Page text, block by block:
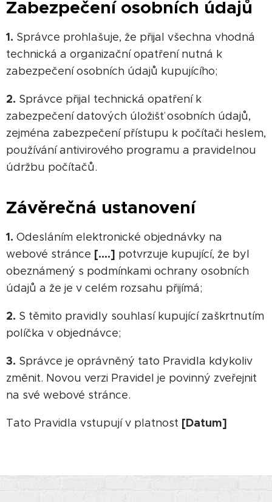
Zabezpečení osobních údajů
1. Správce prohlašuje, že přijal všechna vhodná
technická a organizační opatření nutná k
zabezpečení osobních údajů kupujícího;
2. Správce přijal technická opatření k
zabezpečení datových úložišť osobních údajů,
zejména zabezpečení přístupu k počítači heslem,
používání antivirového programu a pravidelnou
údržbu počítačů.
Závěrečná ustanovení
1. Odesláním elektronické objednávky na
webové stránce [….] potvrzuje kupující, že byl
obeznámený s podmínkami ochrany osobních
údajů a že je v celém rozsahu přijímá;
2. S těmito pravidly souhlasí kupující zaškrtnutím
políčka v objednávce;
3. Správce je oprávněný tato Pravidla kdykoliv
změnit. Novou verzi Pravidel je povinný zveřejnit
na své webové stránce.
Tato Pravidla vstupují v platnost [Datum]